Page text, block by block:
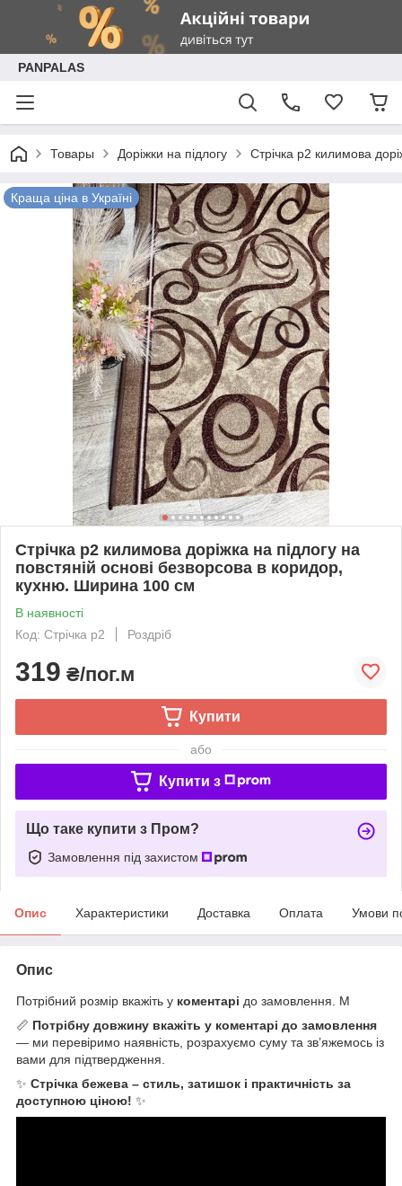
PANPALAS
Товары Доріжки на підлогу Стрічка p2 килимова
Краща ціна в Україні
Стрічка p2 килимова доріжка на підлогу на
повстяній основі безворсова в коридор,
кухню. Ширина 100 см
В наявності
Код: Стрічка p2
Роздріб
319 ₴/пог.м
Купити
або
Купити з
Що таке купити з Пром?
Замовлення під захистом
Опис Характеристики Доставка Оплата Умови
Опис
Потрібний розмір вкажіть у коментарі до замовлення. М
📏 Потрібну довжину вкажіть у коментарі до замовлення
— ми перевіримо наявність, розрахуємо суму та зв’яжемось із
вами для підтвердження.
✨ Стрічка бежева – стиль, затишок і практичність за
доступною ціною! ✨